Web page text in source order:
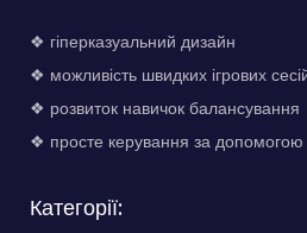
❖ гіперказуальний дизайн
❖ можливість швидких ігрових
❖ розвиток навичок балансування
❖ просте керування за допомогою
Категорії: